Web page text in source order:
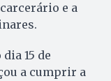
e a
15 de
a cumprir a